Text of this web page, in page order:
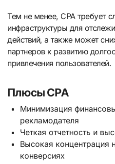
Тем не менее, CPA требует
инфраструктуры для
действий, а также может
партнеров к развитию
привлечения пользователей.
Плюсы CPA
Минимизация
рекламодателя
Четкая отчетность и
Высокая концентрация
конверсиях